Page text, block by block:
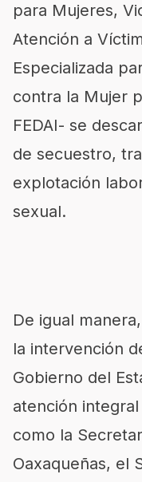
para Mujeres,
Atención a
Especializada
contra la Mujer
FEDAI- se
de secuestro,
explotación
sexual.
De igual
la intervención
Gobierno del
atención
como la
Oaxaqueñas, el